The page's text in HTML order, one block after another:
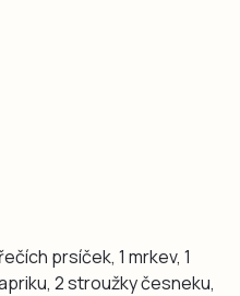
prsíček, 1 mrkev, 1
2 stroužky česneku,